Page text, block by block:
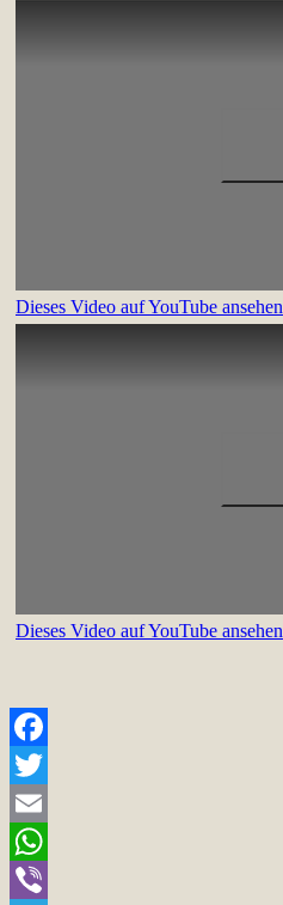
Dieses Video auf YouTube ansehen
Dieses Video auf YouTube ansehen
Facebook
Twitter
Email
WhatsApp